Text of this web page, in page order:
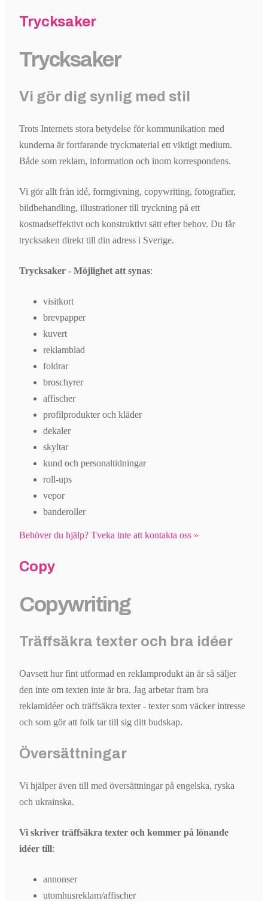
Trycksaker
Trycksaker
Vi gör dig synlig med stil
Trots Internets stora betydelse för kommunikation med
kunderna är fortfarande tryckmaterial ett viktigt medium.
Både som reklam, information och inom korrespondens.
Vi gör allt från idé, formgivning, copywriting, fotografier,
bildbehandling, illustrationer till tryckning på ett
kostnadseffektivt och konstruktivt sätt efter behov. Du får
trycksaken direkt till din adress i Sverige.
Trycksaker - Möjlighet att synas:
visitkort
brevpapper
kuvert
reklamblad
foldrar
broschyrer
affischer
profilprodukter och kläder
dekaler
skyltar
kund och personaltidningar
roll-ups
vepor
banderoller
Behöver du hjälp? Tveka inte att kontakta oss »
Copy
Copywriting
Träffsäkra texter och bra idéer
Oavsett hur fint utformad en reklamprodukt än är så säljer
den inte om texten inte är bra. Jag arbetar fram bra
reklamidéer och träffsäkra texter - texter som väcker intresse
och som gör att folk tar till sig ditt budskap.
Översättningar
Vi hjälper även till med översättningar på engelska, ryska
och ukrainska.
Vi skriver träffsäkra texter och kommer på lönande
idéer till:
annonser
utomhusreklam/affischer